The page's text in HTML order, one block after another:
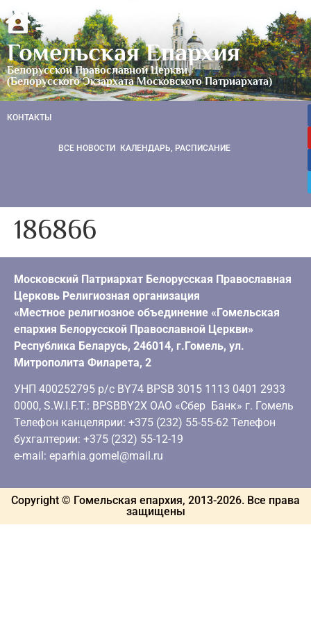
Гомельская Епархия
Белорусской Православной Церкви
(Белорусского Экзархата Московского Патриархата)
КОНТАКТЫ
ВСЕ НОВОСТИ КАЛЕНДАРЬ, РАСПИСАНИЕ
186866
Московский Патриархат Белорусская Православная
Церковь Религиозная организация
«Местное религиозное объединение «Гомельская
епархия Белорусской Православной Церкви»
Республика Беларусь, 246014, г.Гомель, ул.
Митрополита Филарета, 2
УНП 400252795 р/с BY74 BPSB 3015 1113 0401 2933
0000, S.W.I.F.T.: BPSBBY2X ОАО «Сбер Банк» г. Гомель
Телефон канцелярии: +375 (232) 55-55-62 Телефон
бухгалтерии: +375 (232) 55-12-19
e-mail: eparhia.gomel@mail.ru
Copyright © Гомельская епархия, 2013-2026. Все права
защищены